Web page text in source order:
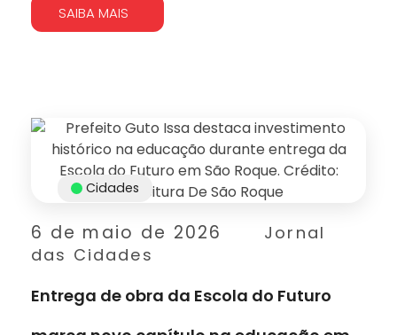
SAIBA MAIS
6 de maio de 2026
Jornal
das Cidades
Cidades
Entrega de obra da Escola do Futuro